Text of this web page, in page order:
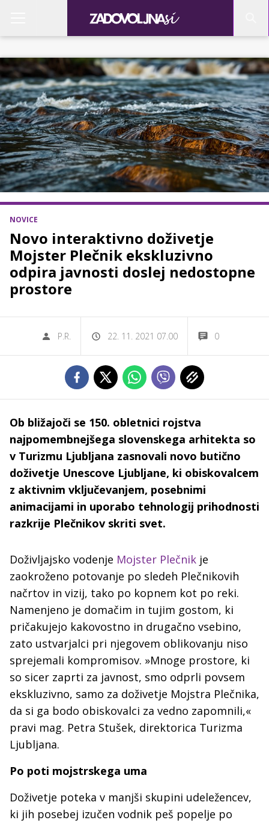
NOVICE
Novo interaktivno doživetje
Mojster Plečnik ekskluzivno
odpira javnosti doslej nedostopne
prostore
P.R. 22. 11. 2021 07.00 0
Ob bližajoči se 150. obletnici rojstva
najpomembnejšega slovenskega arhitekta so
v Turizmu Ljubljana zasnovali novo butično
doživetje Unescove Ljubljane, ki obiskovalcem
z aktivnim vključevanjem, posebnimi
animacijami in uporabo tehnologij prihodnosti
razkrije Plečnikov skriti svet.
Doživljajsko vodenje Mojster Plečnik je
zaokroženo potovanje po sledeh Plečnikovih
načrtov in vizij, tako po kopnem kot po reki.
Namenjeno je domačim in tujim gostom, ki
pričakujejo kakovostno in drugačno vsebino,
zato ustvarjalci pri njegovem oblikovanju niso
sprejemali kompromisov. »Mnoge prostore, ki
so sicer zaprti za javnost, smo odprli povsem
ekskluzivno, samo za doživetje Mojstra Plečnika,
da si ga bodo obiskovalci za vedno zapomnili,«
pravi mag. Petra Stušek, direktorica Turizma
Ljubljana.
Po poti mojstrskega uma
Doživetje poteka v manjši skupini udeležencev,
ki jih posebej izučen vodnik peš popelje po